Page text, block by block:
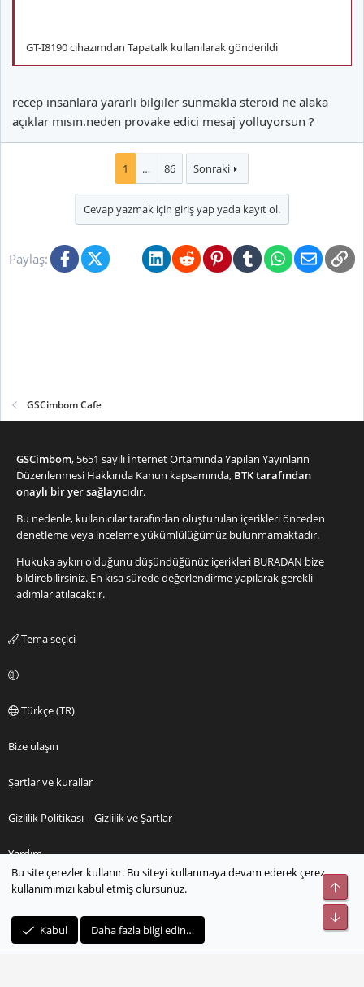
GT-I8190 cihazımdan Tapatalk kullanılarak gönderildi
recep insanlara yararlı bilgiler sunmakla steroid ne alaka
açıklar mısın.neden provake edici mesaj yolluyorsun ?
1 … 86 Sonraki
Cevap yazmak için giriş yap yada kayıt ol.
Paylaş: FacebookX (Twitter)BlueskyLinkedInRedditPinterestTumblrWhatsApp
E-posta
GSCimbom Cafe
GSCimbom, 5651 sayılı İnternet Ortamında Yapılan Yayınların
Düzenlenmesi Hakkında Kanun kapsamında, BTK tarafından
onaylı bir yer sağlayıcıdır.
Bu nedenle, kullanıcılar tarafından oluşturulan içerikleri önceden
denetleme veya inceleme yükümlülüğümüz bulunmamaktadır.
Hukuka aykırı olduğunu düşündüğünüz içerikleri BURADAN bize
bildirebilirsiniz. En kısa sürede değerlendirme yapılarak gerekli
adımlar atılacaktır.
Tema seçici
Türkçe (TR)
Bize ulaşın
Şartlar ve kurallar
Gizlilik Politikası – Gizlilik ve Şartlar
Yardım
Ana sayfa
S
S
Bu site çerezler kullanır. Bu siteyi kullanmaya devam ederek çerez
kullanımımızı kabul etmiş olursunuz.
Kabul Daha fazla bilgi edin…